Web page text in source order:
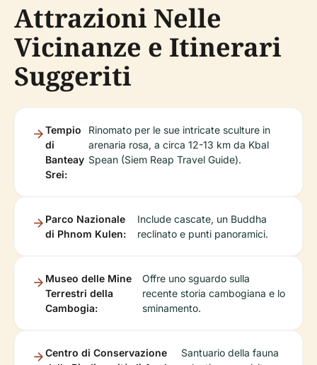
Attrazioni Nelle
Vicinanze e Itinerari
Suggeriti
Tempio
di
Banteay
Srei:
Rinomato per le sue intricate sculture in
arenaria rosa, a circa 12-13 km da Kbal
Spean (Siem Reap Travel Guide).
Parco Nazionale
di Phnom Kulen:
Include cascate, un Buddha
reclinato e punti panoramici.
Museo delle Mine
Terrestri della
Cambogia:
Offre uno sguardo sulla
recente storia cambogiana e lo
sminamento.
Centro di Conservazione
Santuario della fauna